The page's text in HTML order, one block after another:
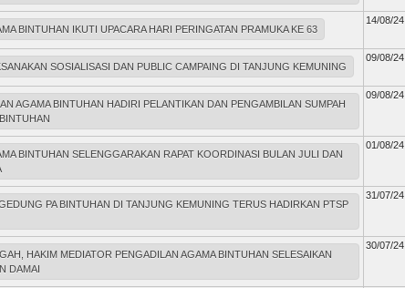
BINTUHAN IKUTI UPACARA HARI PERINGATAN PRAMUKA KE 63
14/08/24
SOSIALISASI DAN PUBLIC CAMPAING DI TANJUNG KEMUNING
09/08/24
AGAMA BINTUHAN HADIRI PELANTIKAN DAN PENGAMBILAN SUMPAH
09/08/24
BINTUHAN SELENGGARAKAN RAPAT KOORDINASI BULAN JULI DAN
01/08/24
PA BINTUHAN DI TANJUNG KEMUNING TERUS HADIRKAN PTSP
31/07/24
HAKIM MEDIATOR PENGADILAN AGAMA BINTUHAN SELESAIKAN
DAMAI
30/07/24